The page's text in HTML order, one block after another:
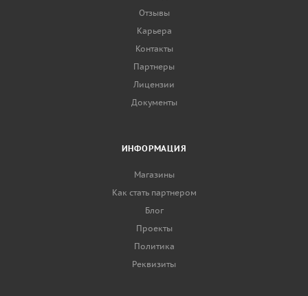
Отзывы
Карьера
Контакты
Партнеры
Лицензии
Документы
ИНФОРМАЦИЯ
Магазины
Как стать партнером
Блог
Проекты
Политика
Реквизиты